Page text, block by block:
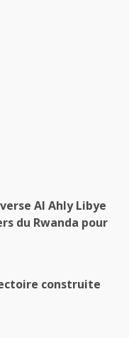
Al Ahly Libye
du Rwanda pour
construite